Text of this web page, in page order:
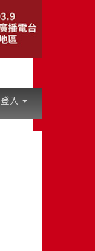
登入